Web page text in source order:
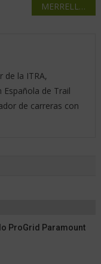
MERRELL celebra el día de la mujer
de la ITRA,
Española de Trail
de carreras con
ProGrid Paramount